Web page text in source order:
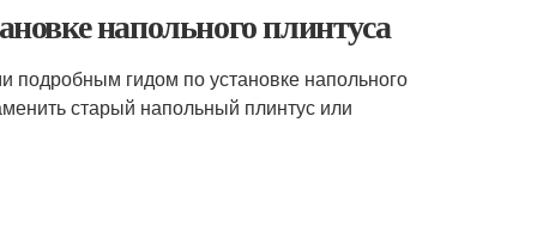
напольного плинтуса
подробным гидом по установке напольного
старый напольный плинтус или